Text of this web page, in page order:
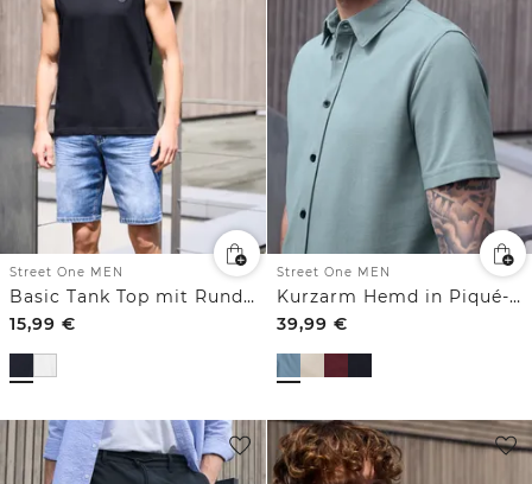
Street One MEN
Basic Tank Top mit Rundhals
15,99 €
Street One MEN
Kurzarm Hemd in Piqué-Qualität
39,99 €